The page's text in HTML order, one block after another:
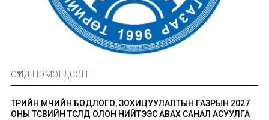
СҮҮЛД НЭМЭГДСЭН
ТӨРИЙН ӨМЧИЙН БОДЛОГО, ЗОХИЦУУЛАЛТЫН ГАЗРЫН 2027
ОНЫ ТӨСВИЙН ТӨСӨЛД ОЛОН НИЙТЭЭС АВАХ САНАЛ АСУУЛГА